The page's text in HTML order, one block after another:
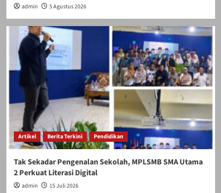
admin 5 Agustus 2026
Artikel Berita Terkini Pendidikan
Tak Sekadar Pengenalan Sekolah, MPLSMB SMA Utama
2 Perkuat Literasi Digital
admin 15 Juli 2026